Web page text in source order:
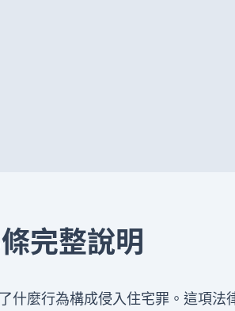
完整說明
什麼行為構成侵入住宅罪。這項法